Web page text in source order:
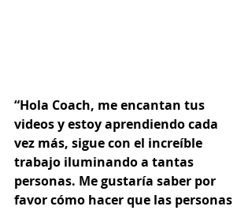
“Hola Coach, me encantan tus
videos y estoy aprendiendo cada
vez más, sigue con el increíble
trabajo iluminando a tantas
personas. Me gustaría saber por
favor cómo hacer que las personas